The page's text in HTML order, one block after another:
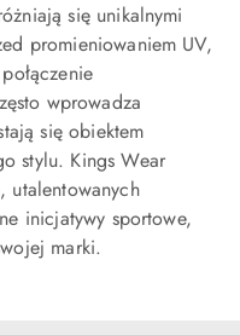
się unikalnymi
promieniowaniem UV,
wprowadza
się obiektem
stylu. Kings Wear
utalentowanych
inicjatywy sportowe,
marki.